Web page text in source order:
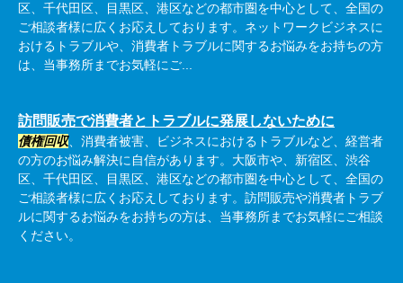
区、千代田区、目黒区、港区などの都市圏を中心として、全国の
ご相談者様に広くお応えしております。ネットワークビジネスに
おけるトラブルや、消費者トラブルに関するお悩みをお持ちの方
は、当事務所までお気軽にご...
訪問販売で消費者とトラブルに発展しないために
債権回収、消費者被害、ビジネスにおけるトラブルなど、経営者
の方のお悩み解決に自信があります。大阪市や、新宿区、渋谷
区、千代田区、目黒区、港区などの都市圏を中心として、全国の
ご相談者様に広くお応えしております。訪問販売や消費者トラブ
ルに関するお悩みをお持ちの方は、当事務所までお気軽にご相談
ください。